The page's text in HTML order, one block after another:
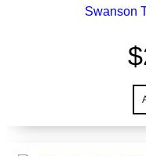
Swanson
$